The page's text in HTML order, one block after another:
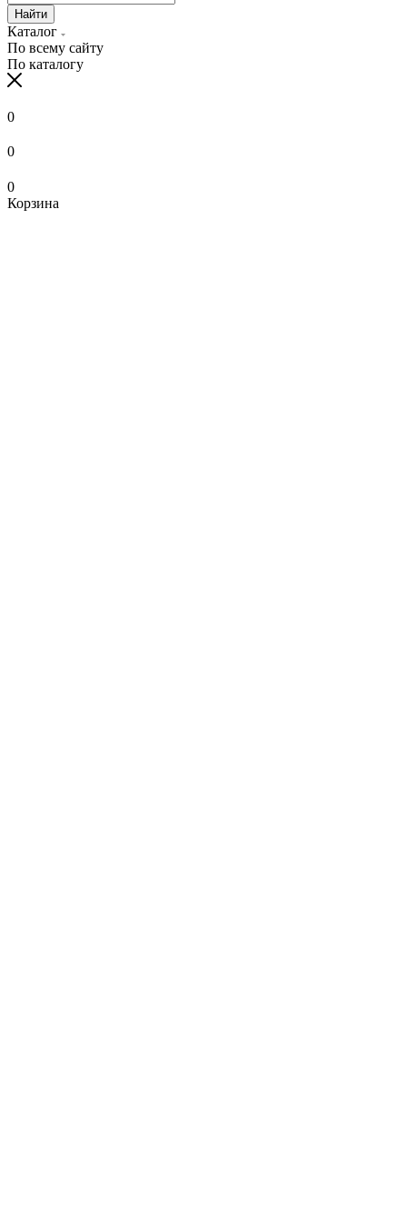
Найти
Каталог
По всему сайту
По каталогу
0
0
0
Корзина